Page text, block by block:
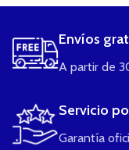
Envíos
A partir de
Servicio
Garantía